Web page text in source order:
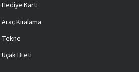
Hediye Kartı
Araç Kiralama
Tekne
Uçak Bileti